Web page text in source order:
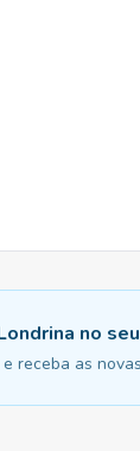
no
receba as